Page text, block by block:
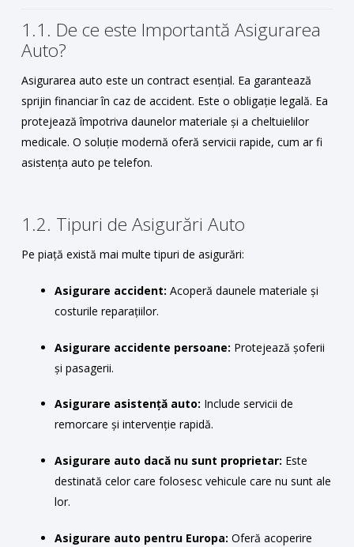
1.1. De ce este Importantă Asigurarea
Auto?
Asigurarea auto este un contract esențial. Ea garantează
sprijin financiar în caz de accident. Este o obligație legală. Ea
protejează împotriva daunelor materiale și a cheltuielilor
medicale. O soluție modernă oferă servicii rapide, cum ar fi
asistența auto pe telefon.
1.2. Tipuri de Asigurări Auto
Pe piață există mai multe tipuri de asigurări:
Asigurare accident: Acoperă daunele materiale și
costurile reparațiilor.
Asigurare accidente persoane: Protejează șoferii
și pasagerii.
Asigurare asistență auto: Include servicii de
remorcare și intervenție rapidă.
Asigurare auto dacă nu sunt proprietar: Este
destinată celor care folosesc vehicule care nu sunt ale
lor.
Asigurare auto pentru Europa: Oferă acoperire